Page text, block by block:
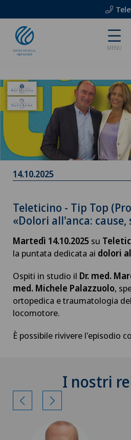
MENU
14.10.2025
Teleticino - Tip Top
«Dolori all'anca:
Martedì 14.10.2025 su
la puntata dedicata ai dolori
Ospiti in studio il Dr. med.
med. Michele Palazzuolo,
ortopedica e traumatologia
locomotore.
È possibile rivivere l'episodio
I nostri